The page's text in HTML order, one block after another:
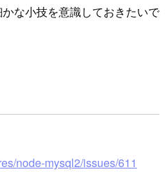
な小技を意識しておきたいで
node-mysql2/issues/611